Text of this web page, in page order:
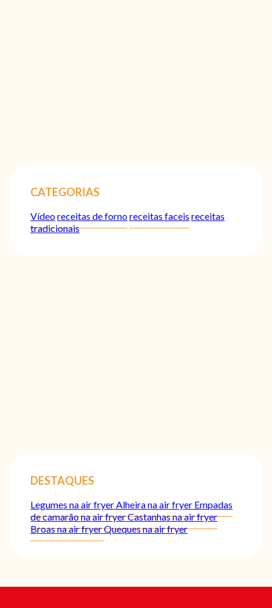
CATEGORIAS
Vídeoreceitas de fornoreceitas faceis receitas
tradicionais
DESTAQUES
Legumes na air fryerAlheira na air fryer Empadas
de camarão na air fryerCastanhas na air fryer
Broas na air fryerQueques na air fryer